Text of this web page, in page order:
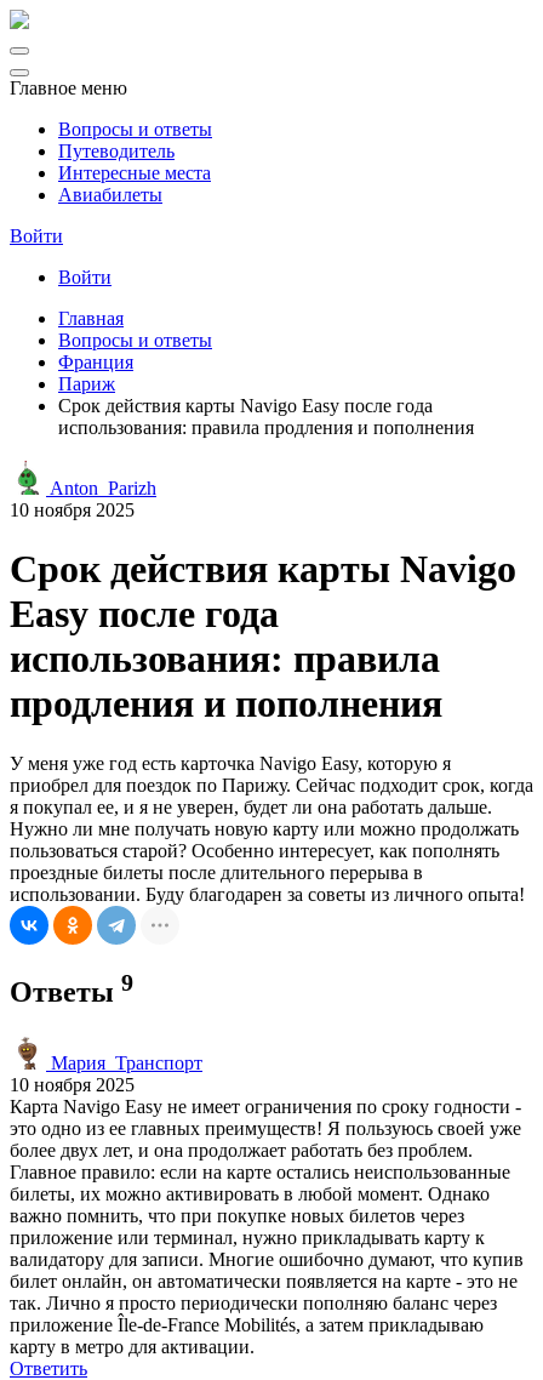
Главное меню
Вопросы и ответы
Путеводитель
Интересные места
Авиабилеты
Войти
Войти
Главная
Вопросы и ответы
Франция
Париж
Срок действия карты Navigo Easy после года
использования: правила продления и пополнения
Anton_Parizh
10 ноября 2025
Срок действия карты Navigo
Easy после года
использования: правила
продления и пополнения
У меня уже год есть карточка Navigo Easy, которую я
приобрел для поездок по Парижу. Сейчас подходит срок, когда
я покупал ее, и я не уверен, будет ли она работать дальше.
Нужно ли мне получать новую карту или можно продолжать
пользоваться старой? Особенно интересует, как пополнять
проездные билеты после длительного перерыва в
использовании. Буду благодарен за советы из личного опыта!
Ответы 9
Мария_Транспорт
10 ноября 2025
Карта Navigo Easy не имеет ограничения по сроку годности -
это одно из ее главных преимуществ! Я пользуюсь своей уже
более двух лет, и она продолжает работать без проблем.
Главное правило: если на карте остались неиспользованные
билеты, их можно активировать в любой момент. Однако
важно помнить, что при покупке новых билетов через
приложение или терминал, нужно прикладывать карту к
валидатору для записи. Многие ошибочно думают, что купив
билет онлайн, он автоматически появляется на карте - это не
так. Лично я просто периодически пополняю баланс через
приложение Île-de-France Mobilités, а затем прикладываю
карту в метро для активации.
Ответить